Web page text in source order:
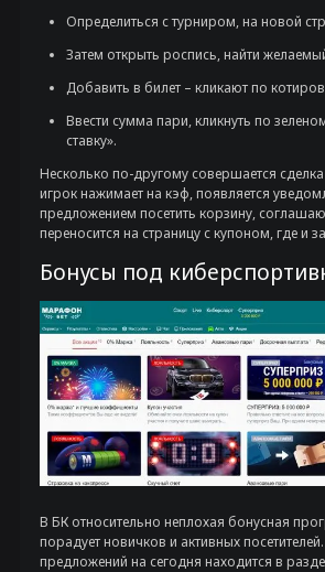
Определиться с турниром, на новой
Затем открыть роспись, найти
Добавить в билет – кликают по
Ввести сумма пари, кликнуть по
ставку».
Несколько по-другому совершается
игрок нажимает на кэф, появляется
предложением посетить корзину,
переносится на страницу с купоном, где и
Бонусы под
В БК относительно неплохая бонусная
порадует новичков и активных
предложений на сегодня находится в